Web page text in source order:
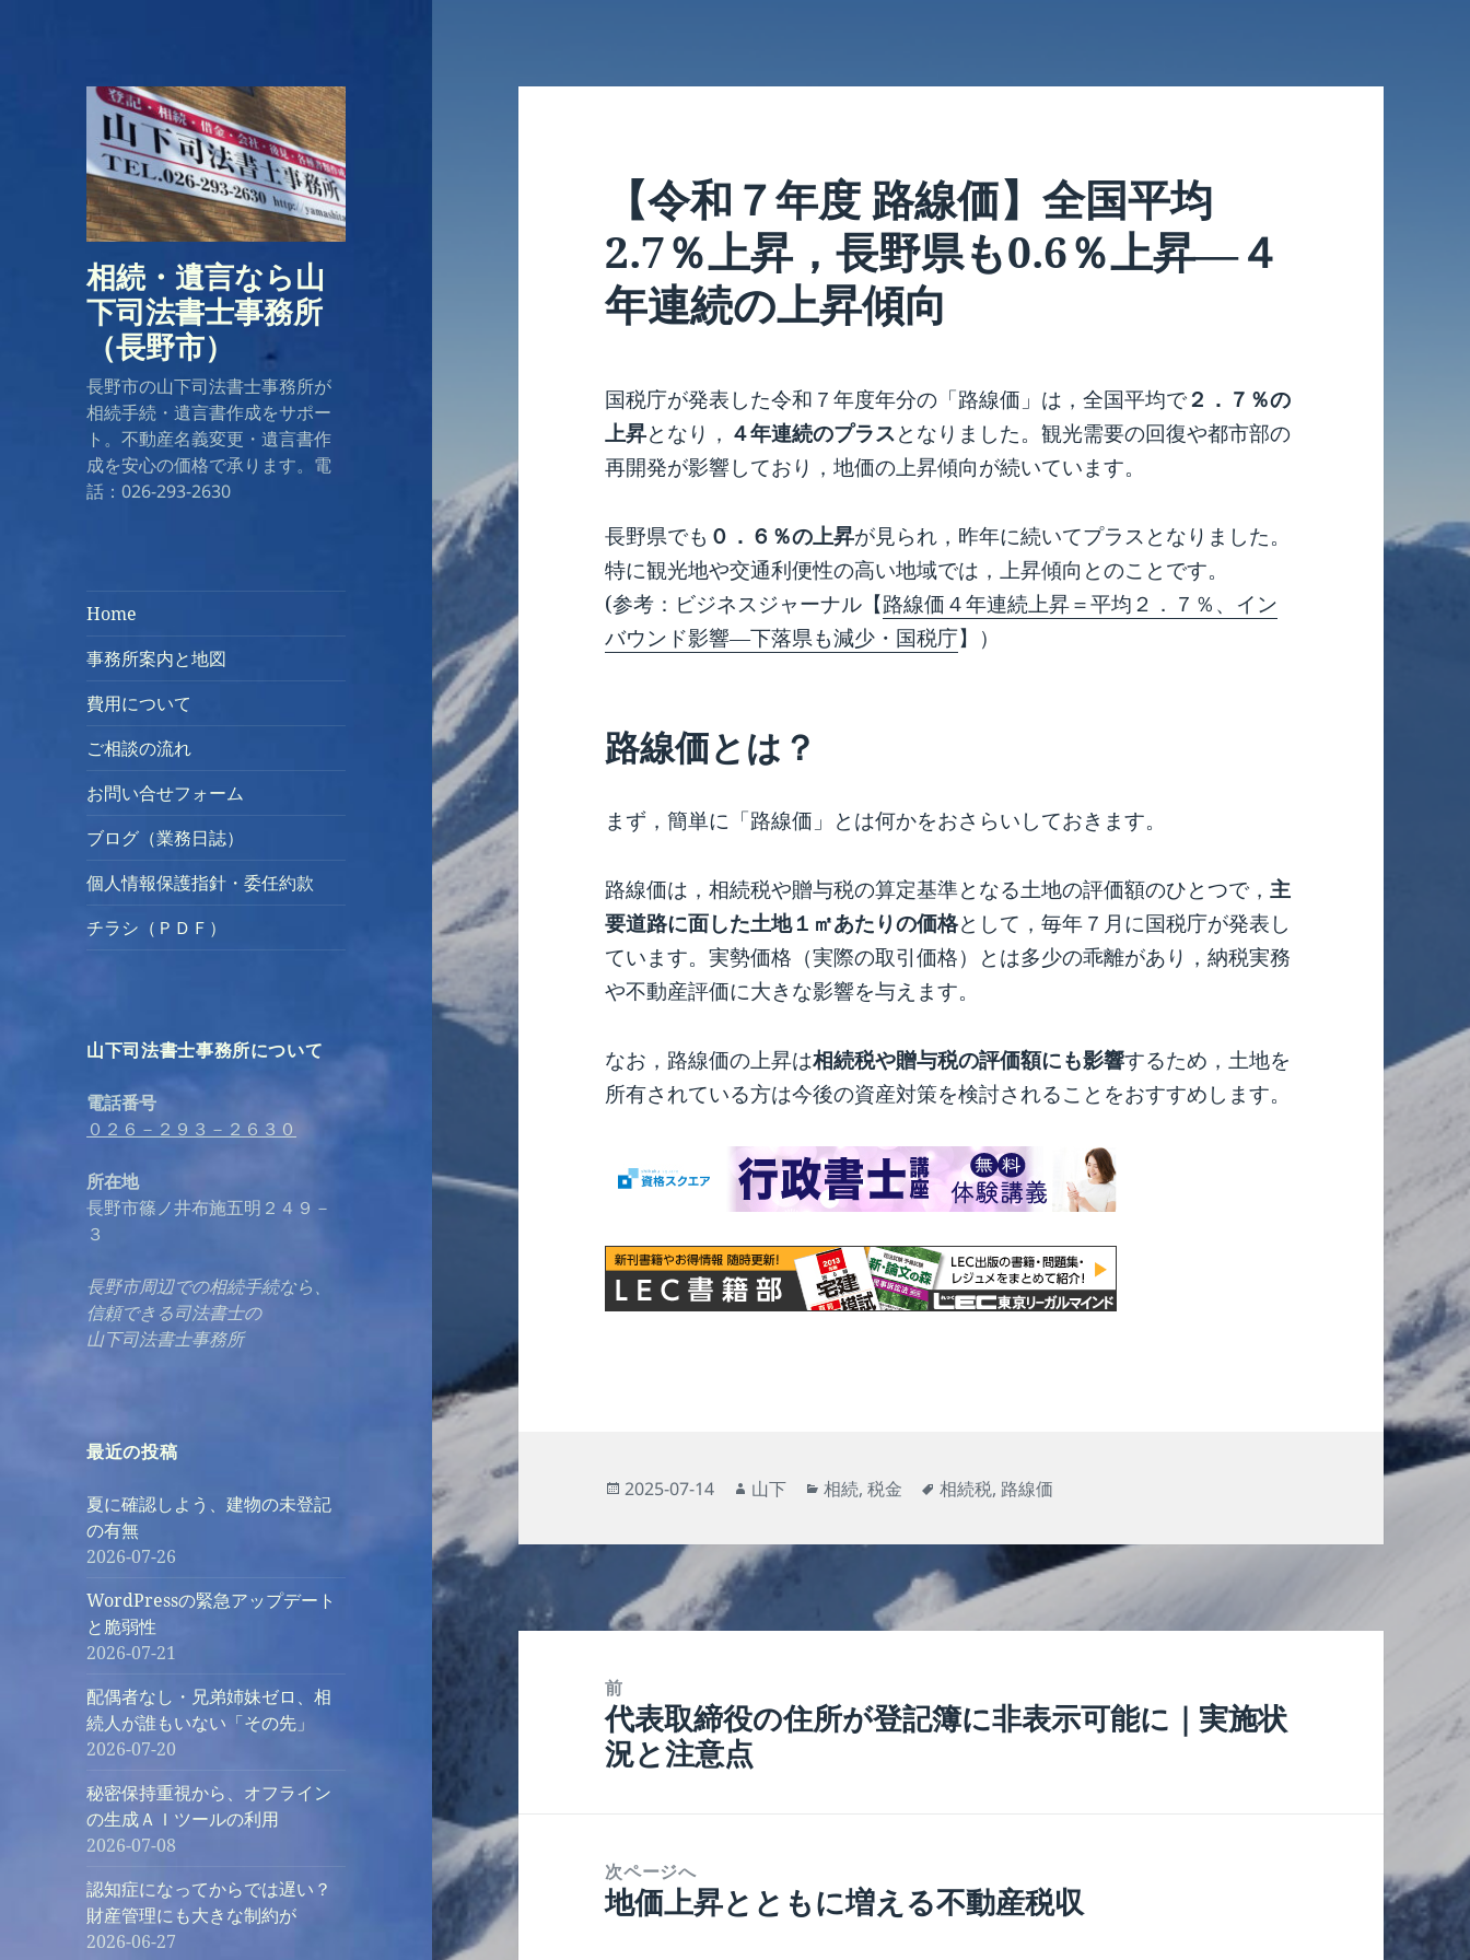
相続・遺言なら山
下司法書士事務所
（長野市）
長野市の山下司法書士事務所が
相続手続・遺言書作成をサポー
ト。不動産名義変更・遺言書作
成を安心の価格で承ります。電
話：026-293-2630
Home
事務所案内と地図
費用について
ご相談の流れ
お問い合せフォーム
ブログ（業務日誌）
個人情報保護指針・委任約款
チラシ（ＰＤＦ）
山下司法書士事務所について
電話番号
０２６－２９３－２６３０
所在地
長野市篠ノ井布施五明２４９－
３
長野市周辺での相続手続なら、
信頼できる司法書士の
山下司法書士事務所
最近の投稿
夏に確認しよう、建物の未登記
の有無
2026-07-26
WordPressの緊急アップデート
と脆弱性
2026-07-21
配偶者なし・兄弟姉妹ゼロ、相
続人が誰もいない「その先」
2026-07-20
秘密保持重視から、オフライン
の生成ＡＩツールの利用
2026-07-08
認知症になってからでは遅い？
財産管理にも大きな制約が
2026-06-27
【令和７年度 路線価】全国平均
2.7％上昇，長野県も0.6％上昇―４
年連続の上昇傾向
国税庁が発表した令和７年度年分の「路線価」は，全国平均で２．７％の
上昇となり， ４年連続のプラスとなりました。観光需要の回復や都市部の
再開発が影響しており，地価の上昇傾向が続いています。
長野県でも ０．６％の上昇が見られ，昨年に続いてプラスとなりました。
特に観光地や交通利便性の高い地域では，上昇傾向とのことです。
(参考：ビジネスジャーナル【路線価４年連続上昇＝平均２．７％、イン
バウンド影響―下落県も減少・国税庁】）
路線価とは？
まず，簡単に「路線価」とは何かをおさらいしておきます。
路線価は，相続税や贈与税の算定基準となる土地の評価額のひとつで，主
要道路に面した土地１㎡あたりの価格として，毎年７月に国税庁が発表し
ています。実勢価格（実際の取引価格）とは多少の乖離があり，納税実務
や不動産評価に大きな影響を与えます。
なお，路線価の上昇は相続税や贈与税の評価額にも影響するため，土地を
所有されている方は今後の資産対策を検討されることをおすすめします。
投
日:
2025-07-14
作
者
山下
カ
ゴ
相続,税金
タ
相続税, 路線価
ー
シ
ョ
前
前
の
代表取締役の住所が登記簿に非表示可能に｜実施状
況と注意点
次ページへ
次
地価上昇とともに増える不動産税収